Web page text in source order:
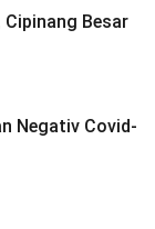
Cipinang Besar
Negativ Covid-